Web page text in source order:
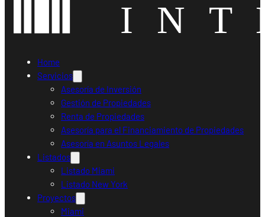
Home
Servicios
Asesoría de Inversión
Gestión de Propiedades
Renta de Propiedades
Asesoría para el Financiamiento de Propiedades
Asesoría en Asuntos Legales
Listados
Listado Miami
Listado New York
Proyectos
Miami